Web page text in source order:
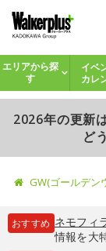
エリアから探
す
イベ
カレ
2026年の更新
ど
GW(ゴールデン
おすすめ ネモフィ
情報を大